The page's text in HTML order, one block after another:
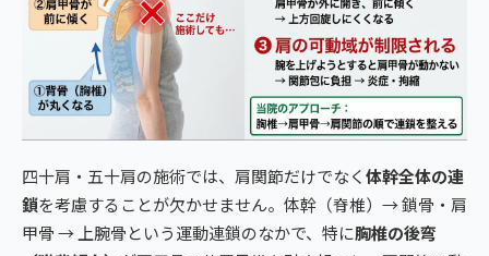
四十肩・五十肩の施術では、肩関節だけでなく体幹全体の連
鎖を考慮することが欠かせません。体幹（脊椎）→ 鎖骨・肩
甲骨 → 上腕骨という運動連鎖のなかで、特に胸椎の後弯